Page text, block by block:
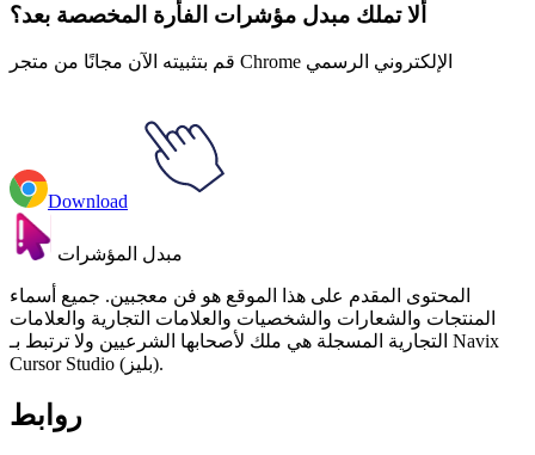
ألا تملك مبدل مؤشرات الفأرة المخصصة بعد؟
قم بتثبيته الآن مجانًا من متجر Chrome الإلكتروني الرسمي
Download
مبدل المؤشرات
المحتوى المقدم على هذا الموقع هو فن معجبين. جميع أسماء
المنتجات والشعارات والشخصيات والعلامات التجارية والعلامات
التجارية المسجلة هي ملك لأصحابها الشرعيين ولا ترتبط بـ Navix
Cursor Studio (بليز).
روابط